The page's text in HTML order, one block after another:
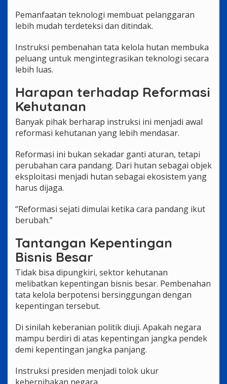
Pemanfaatan teknologi membuat pelanggaran
lebih mudah terdeteksi dan ditindak.
Instruksi pembenahan tata kelola hutan membuka
peluang untuk mengintegrasikan teknologi secara
lebih luas.
Harapan terhadap Reformasi
Kehutanan
Banyak pihak berharap instruksi ini menjadi awal
reformasi kehutanan yang lebih mendasar.
Reformasi ini bukan sekadar ganti aturan, tetapi
perubahan cara pandang. Dari hutan sebagai objek
eksploitasi menjadi hutan sebagai ekosistem yang
harus dijaga.
“Reformasi sejati dimulai ketika cara pandang ikut
berubah.”
Tantangan Kepentingan
Bisnis Besar
Tidak bisa dipungkiri, sektor kehutanan
melibatkan kepentingan bisnis besar. Pembenahan
tata kelola berpotensi bersinggungan dengan
kepentingan tersebut.
Di sinilah keberanian politik diuji. Apakah negara
mampu berdiri di atas kepentingan jangka pendek
demi kepentingan jangka panjang.
Instruksi presiden menjadi tolok ukur